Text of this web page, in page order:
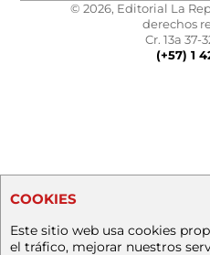
© 2026, Editorial La
derechos
Cr. 13a 37-
(+57) 1
COOKIES
Este sitio web usa cookies
el tráfico, mejorar nuestros